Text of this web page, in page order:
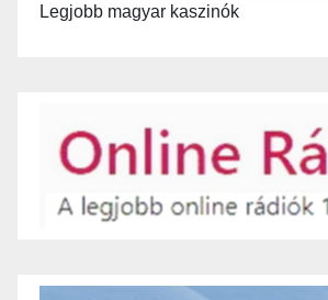
Legjobb magyar kaszinók